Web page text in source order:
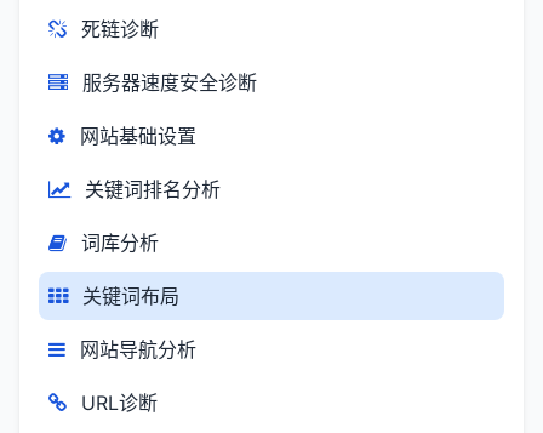
死链诊断
服务器速度安全诊断
网站基础设置
关键词排名分析
词库分析
关键词布局
网站导航分析
URL诊断